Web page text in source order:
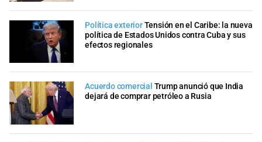
Política exteriorTensión en el Caribe: la nueva
política de Estados Unidos contra Cuba y sus
efectos regionales
Acuerdo comercial Trump anunció que India
dejará de comprar petróleo a Rusia